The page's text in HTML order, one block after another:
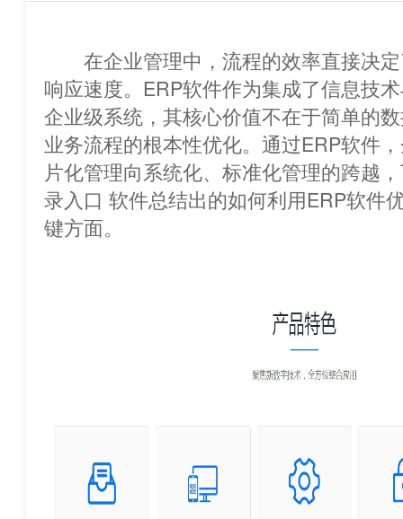
在企业管理中，流程的效率直接决定
响应速度。ERP软件作为集成了信息技
企业级系统，其核心价值不在于简单的
业务流程的根本性优化。通过ERP软件
片化管理向系统化、标准化管理的跨越
录入口 软件总结出的如何利用ERP软
键方面。